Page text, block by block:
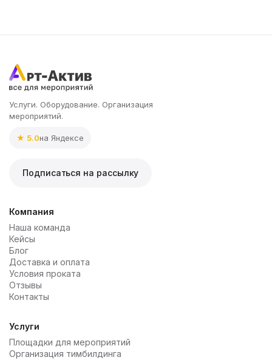
Услуги. Оборудование. Организация
мероприятий.
★ 5.0на Яндексе
Подписаться на рассылку
Компания
Наша команда
Кейсы
Блог
Доставка и оплата
Условия проката
Отзывы
Контакты
Услуги
Площадки для мероприятий
Организация тимбилдинга